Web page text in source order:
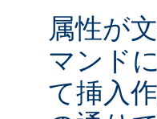
属性が
マンド
て挿入